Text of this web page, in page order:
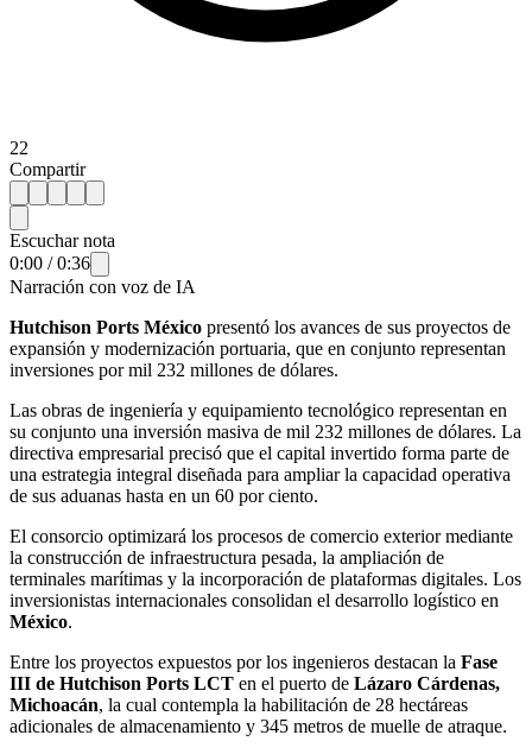
22
Compartir
Escuchar nota
0:00 /0:36
Narración con voz de IA
Hutchison Ports México presentó los avances de sus proyectos de
expansión y modernización portuaria, que en conjunto representan
inversiones por mil 232 millones de dólares.
Las obras de ingeniería y equipamiento tecnológico representan en
su conjunto una inversión masiva de mil 232 millones de dólares. La
directiva empresarial precisó que el capital invertido forma parte de
una estrategia integral diseñada para ampliar la capacidad operativa
de sus aduanas hasta en un 60 por ciento.
El consorcio optimizará los procesos de comercio exterior mediante
la construcción de infraestructura pesada, la ampliación de
terminales marítimas y la incorporación de plataformas digitales. Los
inversionistas internacionales consolidan el desarrollo logístico en
México.
Entre los proyectos expuestos por los ingenieros destacan la Fase
III de Hutchison Ports LCT en el puerto de Lázaro Cárdenas,
Michoacán, la cual contempla la habilitación de 28 hectáreas
adicionales de almacenamiento y 345 metros de muelle de atraque.